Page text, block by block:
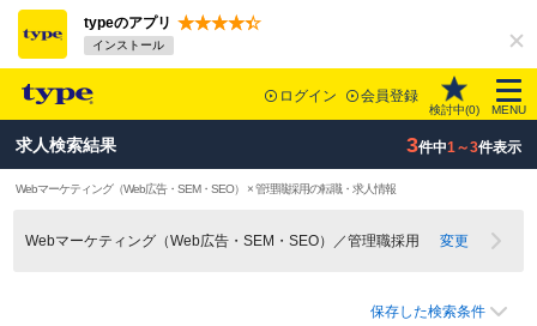
typeのアプリ
インストール
ログイン 会員登録
検討中(0) MENU
求人検索結果 3件中1～3件表示
Webマーケティング（Web広告・SEM・SEO） × 管理職採用の転職・求人情報
Webマーケティング（Web広告・SEM・SEO）／管理職採用 変更
保存した検索条件